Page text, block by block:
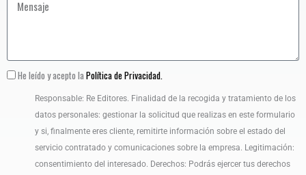
He leído y acepto la Política de Privacidad.
Responsable: Re Editores. Finalidad de la recogida y tratamiento de los
datos personales: gestionar la solicitud que realizas en este formulario
y si, finalmente eres cliente, remitirte información sobre el estado del
servicio contratado y comunicaciones sobre la empresa. Legitimación:
consentimiento del interesado. Derechos: Podrás ejercer tus derechos